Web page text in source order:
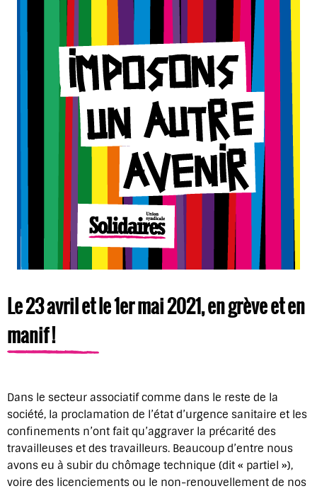
Le 23 avril et le 1er mai 2021, en grève et en
manif !
Dans le secteur associatif comme dans le reste de la
société, la proclamation de l’état d’urgence sanitaire et les
confinements n’ont fait qu’aggraver la précarité des
travailleuses et des travailleurs. Beaucoup d’entre nous
avons eu à subir du chômage technique (dit « partiel »),
voire des licenciements ou le non-renouvellement de nos